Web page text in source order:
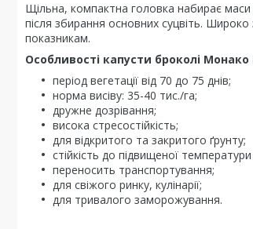
Щільна, компактна головка набирає
після збирання основних суцвіть.
показникам.
Особливості капусти броколі Монако
період вегетації від 70 до 75 днів;
норма висіву: 35-40 тис./га;
дружне дозрівання;
висока стресостійкість;
для відкритого та закритого ґрунту;
стійкість до підвищеної
переносить транспортування;
для свіжого ринку, кулінарії;
для тривалого заморожування.